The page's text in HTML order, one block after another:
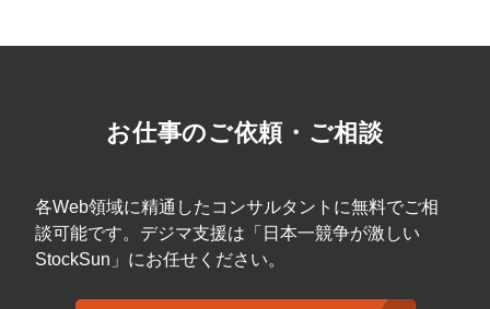
お仕事のご依頼・ご相談
各Web領域に精通したコンサルタントに無料でご相
談可能です。デジマ支援は「日本一競争が激しい
StockSun」にお任せください。